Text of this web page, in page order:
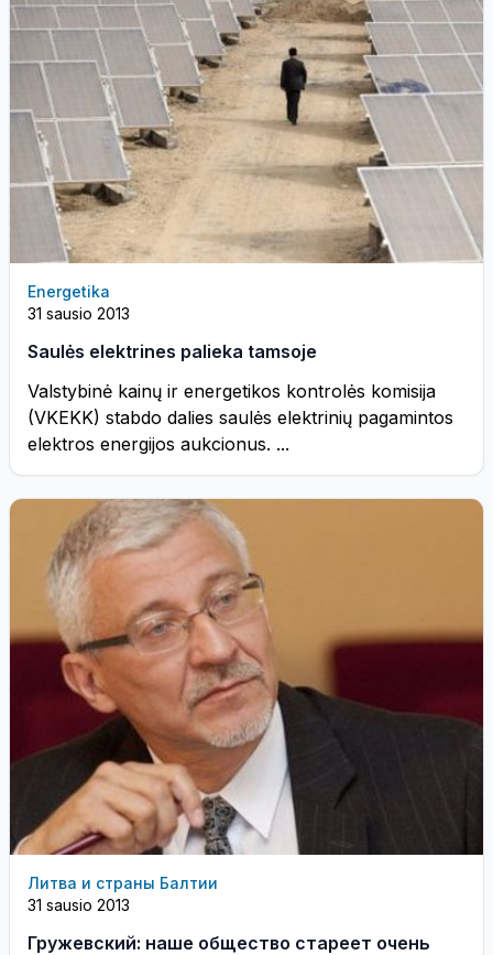
Energetika
31 sausio 2013
Saulės elektrines palieka tamsoje
Valstybinė kainų ir energetikos kontrolės komisija
(VKEKK) stabdo dalies saulės elektrinių pagamintos
elektros energijos aukcionus. ...
Литва и страны Балтии
31 sausio 2013
Гружевский: наше общество стареет очень